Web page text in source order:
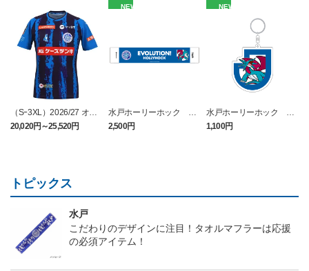
（Sｰ3XL）2026/27 オー
センティックユニフォー
ム FP 1st
20,020円～25,520円
NEW
水戸ホーリーホック ボ
ーマンダ タオルマフラー
2,500円
NEW
水戸ホーリーホック ボ
ーマンダ キーホルダー
1,100円
トピックス
水戸
こだわりのデザインに注目！タオルマフラーは応援
の必須アイテム！